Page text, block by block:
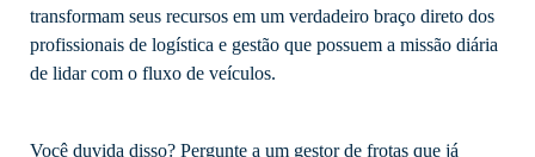
transformam seus recursos em um verdadeiro braço direto dos
profissionais de logística e gestão que possuem a missão diária
de lidar com o fluxo de veículos.
Você duvida disso? Pergunte a um gestor de frotas que já